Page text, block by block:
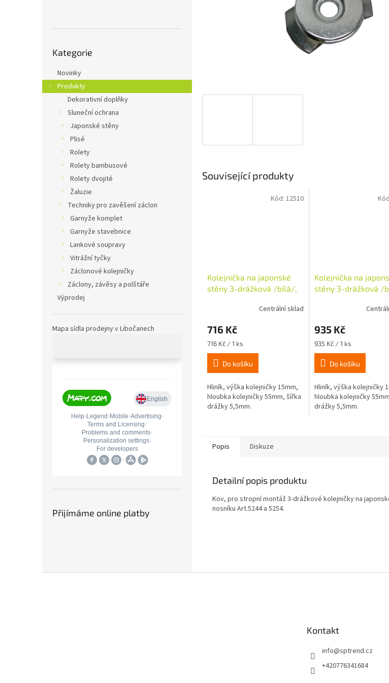
kategorie
Kategorie
Novinky
Produkty
Dekorativní doplňky
Sluneční ochrana
Japonské stěny
Plisé
Rolety
Rolety bambusové
Rolety dvojité
Žaluzie
Techniky pro zavěšení záclon
Garnyže komplet
Garnyže stavebnice
Lankové soupravy
Vitrážní tyčky
Záclonové kolejničky
Záclony, závěsy a polštáře
Výprodej
Mapa sídla prodejny v Libočanech
Přijímáme online platby
Související produkty
Kolejnička na japonské
stěny 3-drážková /bílá/,
Centrální sklad
716 Kč
Měrná
cena:
716 Kč / 1 ks
Do košíku
Hliník, výška kolejničky 15mm,
hloubka kolejničky 55mm, šířka
drážky 5,5mm.
Kód: 12510
Kolejnička na
stěny 3-drážková /
935 Kč
Měrná
cena:
935 Kč / 1 ks
Do košíku
Hliník, výška kolejničky
hloubka kolejničky
drážky 5,5mm.
Popis Diskuze
Detailní popis produktu
Kov, pro stropní montáž 3-drážkové kolejničky na
nosníku Art.5244 a 5254.
Kontakt
info@sptrend.cz
+420776341684